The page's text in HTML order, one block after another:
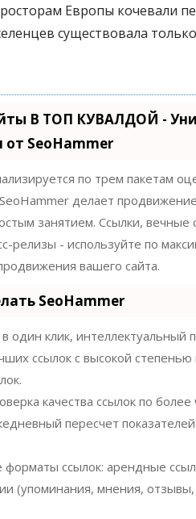
Европы кочевали
существовала
В ТОП КУВАЛДОЙ -
SeoHammer
по трем пакетам
делает
занятием. Ссылки, вечные
релизы - используйте по
вашего сайта.
SeoHammer
клик, интеллектуальный
ссылок с высокой степенью
качества ссылок по
пересчет показателей
ссылок: арендные
(упоминания, мнения, отзывы,